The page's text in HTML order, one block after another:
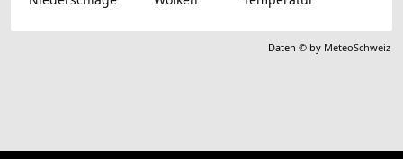
Daten © by MeteoSchweiz